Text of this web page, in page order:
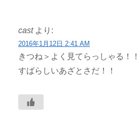
cast より:
2016年1月12日 2:41 AM
きつね＞よく見てらっしゃる！！
すばらしいあざとさだ！！